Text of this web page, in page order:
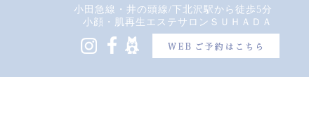
小田急線・井の頭線/下北沢駅から徒歩5分
小顔・肌再生エステサロンＳＵＨＡＤＡ